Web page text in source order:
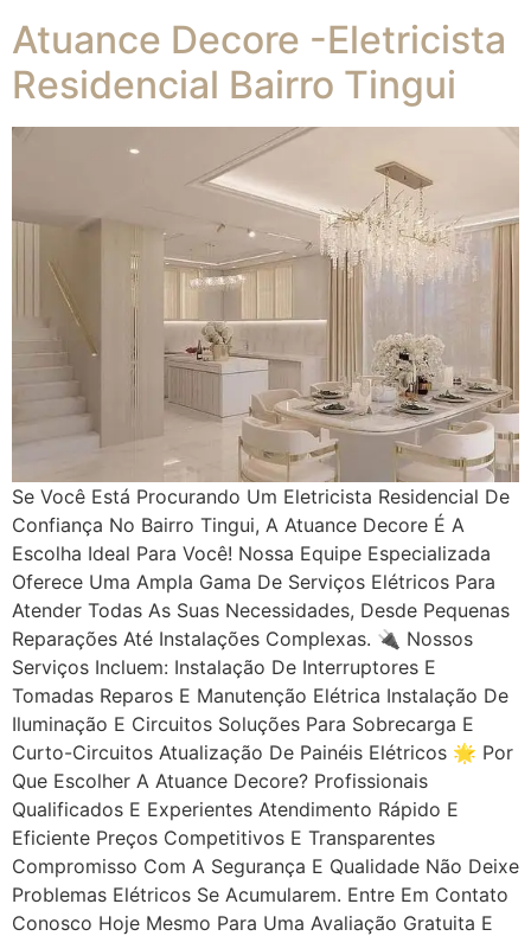
Atuance Decore -Eletricista
Residencial Bairro Tingui
Se Você Está Procurando Um Eletricista Residencial De
Confiança No Bairro Tingui, A Atuance Decore É A
Escolha Ideal Para Você! Nossa Equipe Especializada
Oferece Uma Ampla Gama De Serviços Elétricos Para
Atender Todas As Suas Necessidades, Desde Pequenas
Reparações Até Instalações Complexas. 🔌 Nossos
Serviços Incluem: Instalação De Interruptores E
Tomadas Reparos E Manutenção Elétrica Instalação De
Iluminação E Circuitos Soluções Para Sobrecarga E
Curto-Circuitos Atualização De Painéis Elétricos 🌟 Por
Que Escolher A Atuance Decore? Profissionais
Qualificados E Experientes Atendimento Rápido E
Eficiente Preços Competitivos E Transparentes
Compromisso Com A Segurança E Qualidade Não Deixe
Problemas Elétricos Se Acumularem. Entre Em Contato
Conosco Hoje Mesmo Para Uma Avaliação Gratuita E